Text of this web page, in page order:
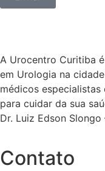
A Urocentro Curitiba
em Urologia na
médicos
para cuidar da sua
Dr. Luiz Edson Slongo
Contato